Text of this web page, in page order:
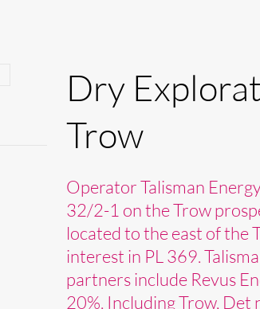
Dry
Trow
Operator Talisman
32/2-1 on the Trow
located to the east of the
interest in PL 369.
partners include Revus
20%. Including Trow,